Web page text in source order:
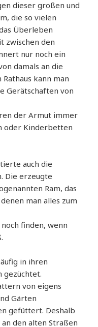
dieser großen und
die so vielen
Überleben
zwischen den
nur noch ein
damals an die
kann man
Gerätschaften von
der Armut immer
oder Kinderbetten
auch die
Die erzeugte
Ram, das
man alles zum
finden, wenn
in ihren
gezüchtet.
von eigens
Gärten
gefüttert. Deshalb
den alten Straßen